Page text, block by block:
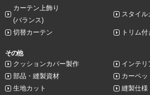
カーテン上飾り
(バランス)
スタイル
切替カーテン トリム
その他
クッションカバー製作
インテリ
部品・縫製資材
カーペッ
生地カット
縫製仕様